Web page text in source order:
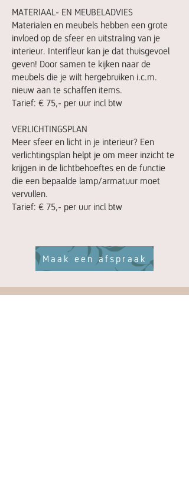
MATERIAAL- EN MEUBELADVIES
Materialen en meubels hebben een grote
invloed op de sfeer en uitstraling van je
interieur. Interifleur kan je dat thuisgevoel
geven! Door samen te kijken naar de
meubels die je wilt hergebruiken i.c.m.
nieuw aan te schaffen items.
Tarief: € 75,- per uur incl btw
VERLICHTINGSPLAN
Meer sfeer en licht in je interieur? Een
verlichtingsplan helpt je om meer inzicht te
krijgen in de lichtbehoeftes en de functie
die een bepaalde lamp/armatuur moet
vervullen.
Tarief: € 75,- per uur incl btw
Maak een afspraak